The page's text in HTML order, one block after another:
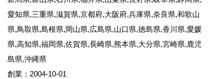
愛知県,三重県,滋賀県,京都府,大阪府,兵庫県,奈良県,和歌山
県,鳥取県,島根県,岡山県,広島県,山口県,徳島県,香川県,愛媛
県,高知県,福岡県,佐賀県,長崎県,熊本県,大分県,宮崎県,鹿児
島県,沖縄県
創業：2004-10-01